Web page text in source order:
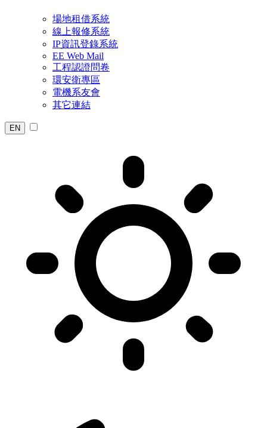
場地租借系統
線上報修系統
IP資訊登錄系統
EE Web Mail
工程認證問卷
環安衛專區
電機系友會
其它連結
EN